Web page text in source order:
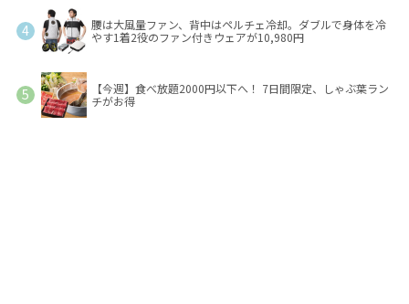
腰は大風量ファン、背中はペルチェ冷却。ダブルで身体を冷
やす1着2役のファン付きウェアが10,980円
【今週】食べ放題2000円以下へ！ 7日間限定、しゃぶ葉ラン
チがお得